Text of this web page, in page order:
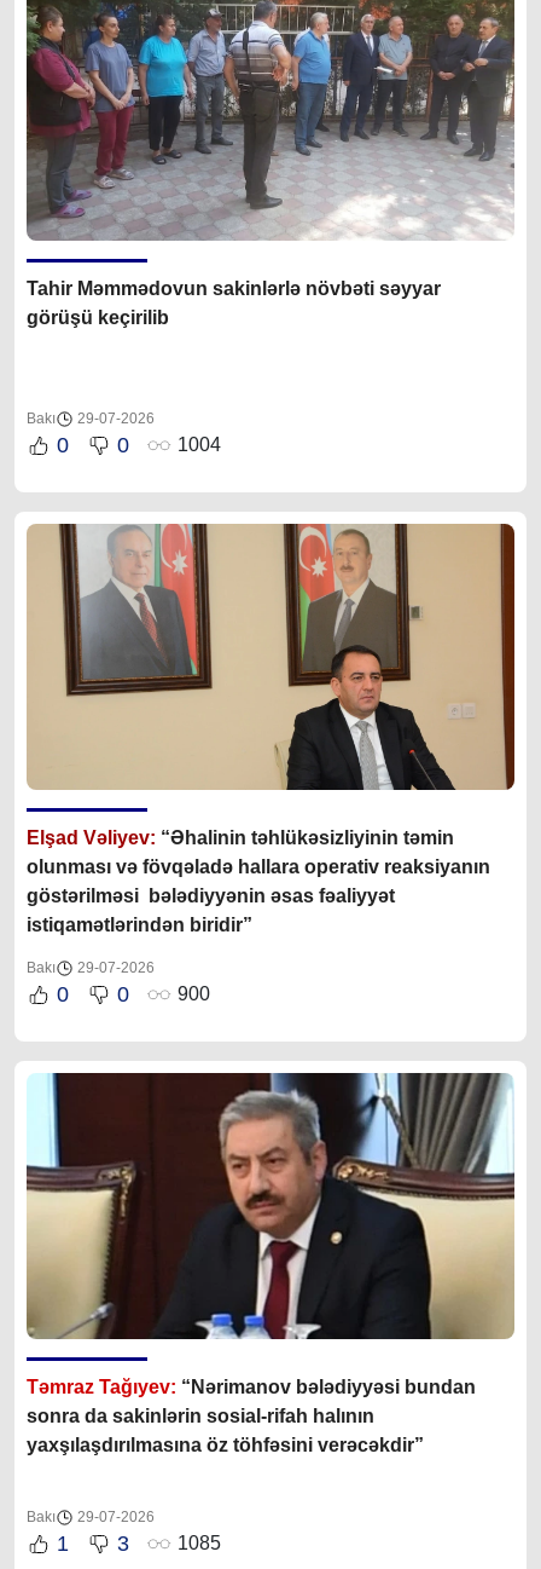
Tahir Məmmədovun sakinlərlə növbəti səyyar
görüşü keçirilib
Bakı 29-07-2026
0 0 1004
Elşad Vəliyev: “Əhalinin təhlükəsizliyinin təmin
olunması və fövqəladə hallara operativ reaksiyanın
göstərilməsi bələdiyyənin əsas fəaliyyət
istiqamətlərindən biridir”
Bakı 29-07-2026
0 0 900
Təmraz Tağıyev: “Nərimanov bələdiyyəsi bundan
sonra da sakinlərin sosial-rifah halının
yaxşılaşdırılmasına öz töhfəsini verəcəkdir”
Bakı 29-07-2026
1 3 1085